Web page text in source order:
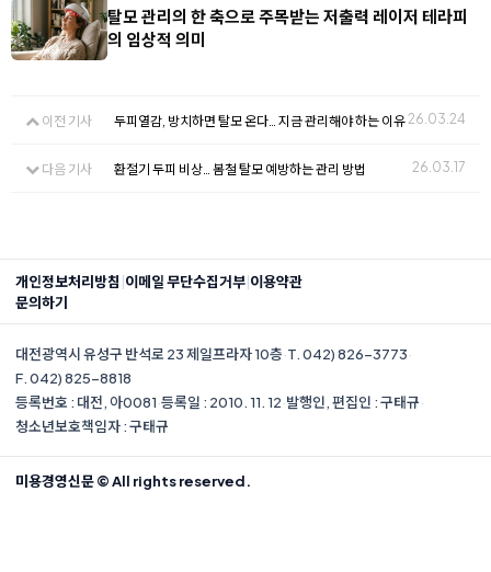
탈모 관리의 한 축으로 주목받는 저출력 레이저 테라피
의 임상적 의미
이전 기사 두피열감, 방치하면 탈모 온다… 지금 관리해야 하는 이유 26.03.24
다음 기사 환절기 두피 비상… 봄철 탈모 예방하는 관리 방법 26.03.17
개인정보처리방침 |이메일 무단수집거부|이용약관
문의하기
대전광역시 유성구 반석로 23 제일프라자 10층·T. 042) 826-3773·
F. 042) 825-8818
등록번호 : 대전, 아0081·등록일 : 2010. 11. 12·발행인, 편집인 : 구태규·
청소년보호책임자 : 구태규
미용경영신문 © All rights reserved.